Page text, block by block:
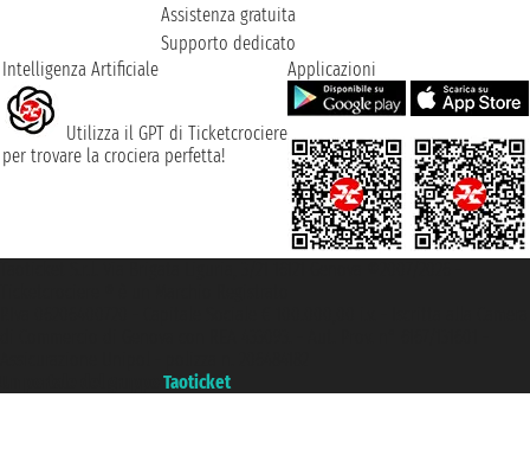
Assistenza gratuita
Supporto dedicato
Intelligenza Artificiale
Utilizza il GPT di Ticketcrociere
per trovare la crociera perfetta!
Applicazioni
Taoticket